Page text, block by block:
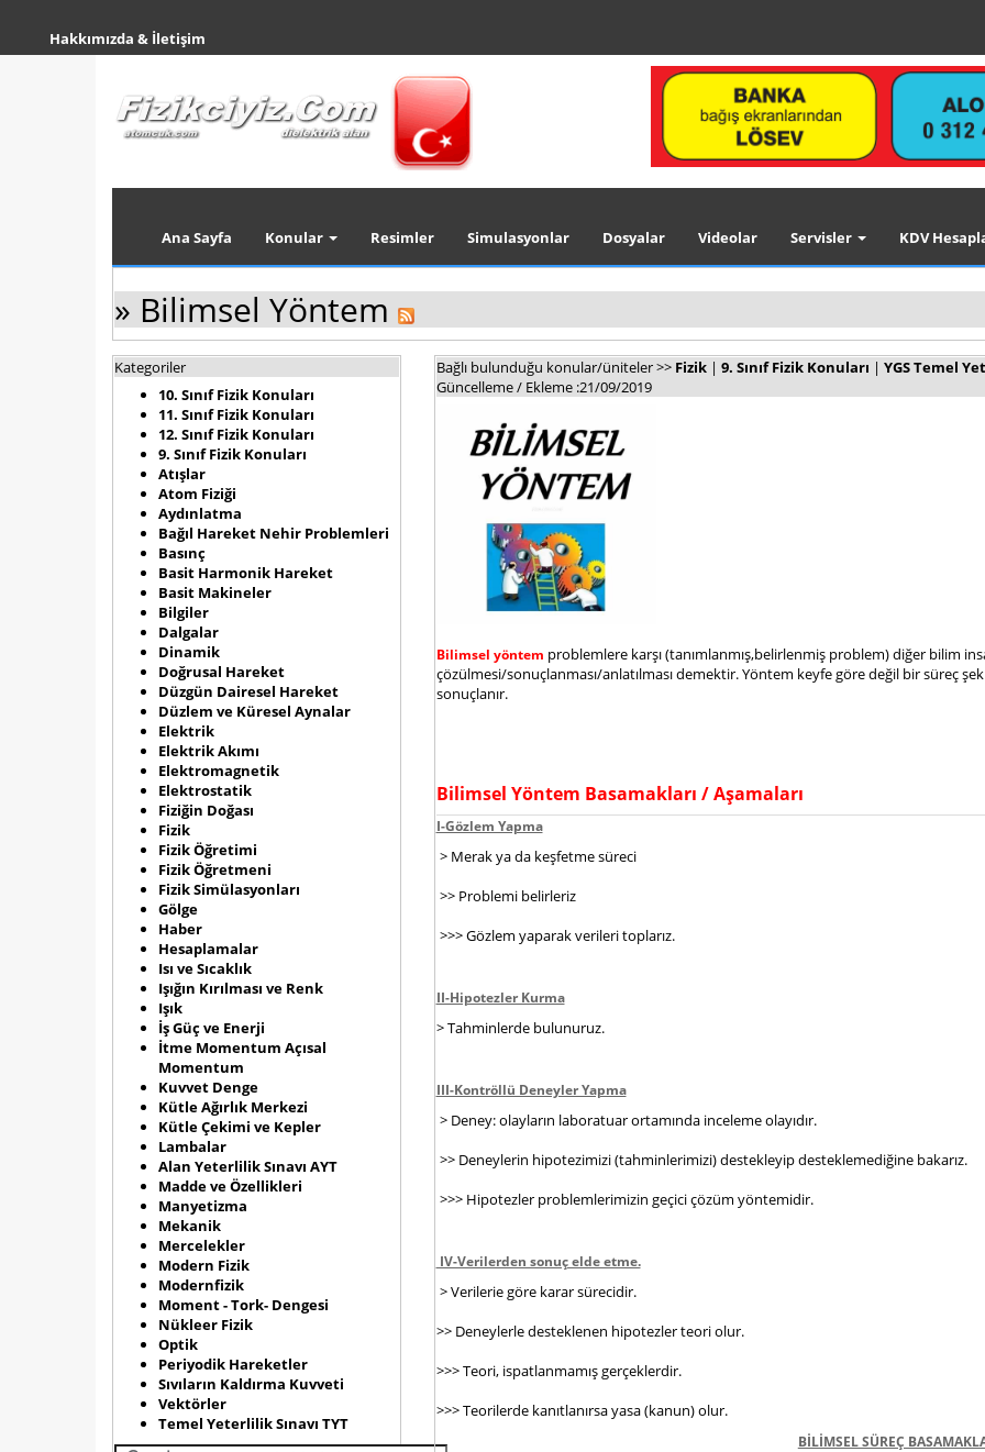
Hakkımızda & İletişim
Ana Sayfa Konular Resimler Simulasyonlar Dosyalar Videolar Servisler KDV
» Bilimsel Yöntem
Kategoriler
10. Sınıf Fizik Konuları
11. Sınıf Fizik Konuları
12. Sınıf Fizik Konuları
9. Sınıf Fizik Konuları
Atışlar
Atom Fiziği
Aydınlatma
Bağıl Hareket Nehir Problemleri
Basınç
Basit Harmonik Hareket
Basit Makineler
Bilgiler
Dalgalar
Dinamik
Doğrusal Hareket
Düzgün Dairesel Hareket
Düzlem ve Küresel Aynalar
Elektrik
Elektrik Akımı
Elektromagnetik
Elektrostatik
Fiziğin Doğası
Fizik
Fizik Öğretimi
Fizik Öğretmeni
Fizik Simülasyonları
Gölge
Haber
Hesaplamalar
Isı ve Sıcaklık
Işığın Kırılması ve Renk
Işık
İş Güç ve Enerji
İtme Momentum Açısal
Momentum
Kuvvet Denge
Kütle Ağırlık Merkezi
Kütle Çekimi ve Kepler
Lambalar
Alan Yeterlilik Sınavı AYT
Madde ve Özellikleri
Manyetizma
Mekanik
Mercelekler
Modern Fizik
Modernfizik
Moment - Tork- Dengesi
Nükleer Fizik
Optik
Periyodik Hareketler
Sıvıların Kaldırma Kuvveti
Vektörler
Temel Yeterlilik Sınavı TYT
Bağlı bulunduğu konular/üniteler >> Fizik| 9. Sınıf Fizik Konuları | YGS Temel
Güncelleme / Ekleme :21/09/2019
Bilimsel yöntem problemlere karşı (tanımlanmış,belirlenmiş problem) diğer bilim
çözülmesi/sonuçlanması/anlatılması demektir. Yöntem keyfe göre değil bir süreç
sonuçlanır.
Bilimsel Yöntem Basamakları / Aşamaları
I-Gözlem Yapma
> Merak ya da keşfetme süreci
>> Problemi belirleriz
>>> Gözlem yaparak verileri toplarız.
II-Hipotezler Kurma
> Tahminlerde bulunuruz.
III-Kontröllü Deneyler Yapma
> Deney: olayların laboratuar ortamında inceleme olayıdır.
>> Deneylerin hipotezimizi (tahminlerimizi) destekleyip desteklemediğine bakarız.
>>> Hipotezler problemlerimizin geçici çözüm yöntemidir.
IV-Verilerden sonuç elde etme.
> Verilerie göre karar sürecidir.
>> Deneylerle desteklenen hipotezler teori olur.
>>> Teori, ispatlanmamış gerçeklerdir.
>>> Teorilerde kanıtlanırsa yasa (kanun) olur.
BİLİMSEL SÜREÇ